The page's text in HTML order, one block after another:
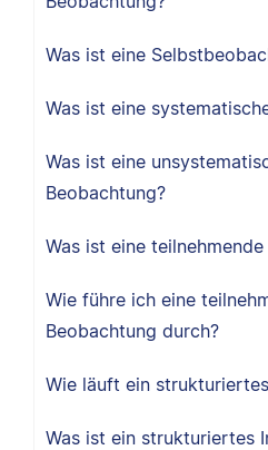
Was ist eine
Was ist eine
Was ist eine
Beobachtung?
Was ist eine
Wie führe ich eine
Beobachtung durch?
Wie läuft ein
Was ist ein strukturiertes